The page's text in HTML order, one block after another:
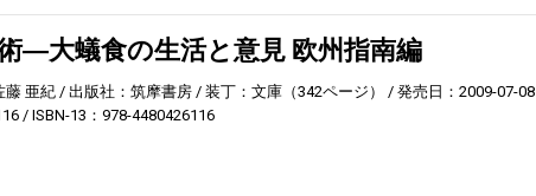
―大蟻食の生活と意見 欧州指南編
藤 亜紀 出版社：筑摩書房 装丁：文庫（342ページ） 発売日：2009-07-08
ISBN-13：978-4480426116